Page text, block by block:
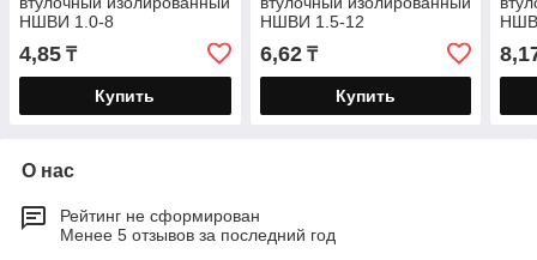
НШВИ 1.0-8
4,85 ₸
Купить
НШВИ 1.5-12
6,62₸
Купить
О нас
Рейтинг не сформирован
Менее 5 отзывов за последний год